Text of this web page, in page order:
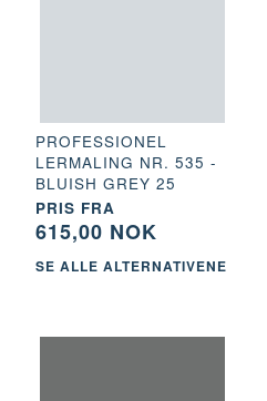
PROFESSIONEL
LERMALING NR. 535 -
BLUISH GREY 25
PRIS FRA
615,00 NOK
SE ALLE ALTERNATIVENE